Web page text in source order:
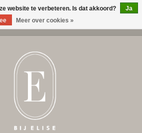
website te verbeteren. Is dat akkoord?
Ja
Meer over cookies »